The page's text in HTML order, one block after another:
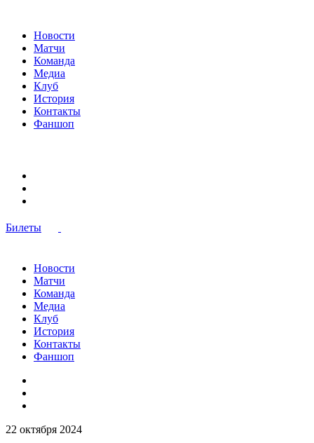
Новости
Матчи
Команда
Медиа
Клуб
История
Контакты
Фаншоп
Билеты
Новости
Матчи
Команда
Медиа
Клуб
История
Контакты
Фаншоп
22 октября 2024